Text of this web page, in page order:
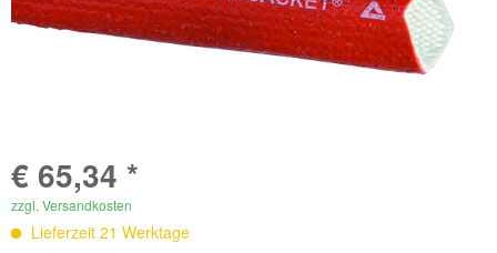
€ 65,34 *
zzgl. Versandkosten
Lieferzeit 21 Werktage